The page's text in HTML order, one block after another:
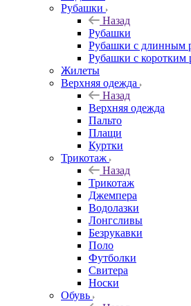
Рубашки
Назад
Рубашки
Рубашки с длинным
Рубашки с коротким
Жилеты
Верхняя одежда
Назад
Верхняя одежда
Пальто
Плащи
Куртки
Трикотаж
Назад
Трикотаж
Джемпера
Водолазки
Лонгсливы
Безрукавки
Поло
Футболки
Свитера
Носки
Обувь